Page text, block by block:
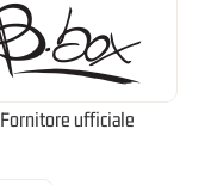
Fornitore ufficiale